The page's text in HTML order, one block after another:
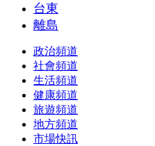
台東
離島
政治頻道
社會頻道
生活頻道
健康頻道
旅遊頻道
地方頻道
市場快訊